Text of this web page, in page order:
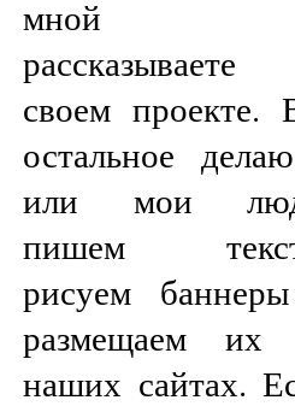
мной
своем проекте.
остальное
или мои
пишем
рисуем
размещаем их
наших сайтах.